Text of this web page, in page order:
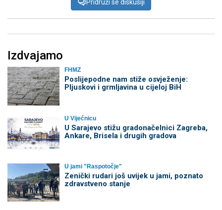
Pridruži se diskusiji
Izdvajamo
FHMZ
Poslijepodne nam stiže osvježenje:
Pljuskovi i grmljavina u cijeloj BiH
U Vijećnicu
U Sarajevo stižu gradonačelnici Zagreba,
Ankare, Brisela i drugih gradova
U jami "Raspotočje"
Zenički rudari još uvijek u jami, poznato
zdravstveno stanje